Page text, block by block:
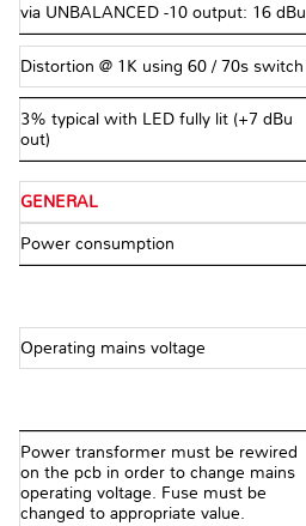
via UNBALANCED -10 output: 16 dBu
Distortion @ 1K using 60 / 70s switch
3% typical with LED fully lit (+7 dBu
out)
GENERAL
Power consumption
Operating mains voltage
Power transformer must be rewired
on the pcb in order to change mains
operating voltage. Fuse must be
changed to appropriate value.